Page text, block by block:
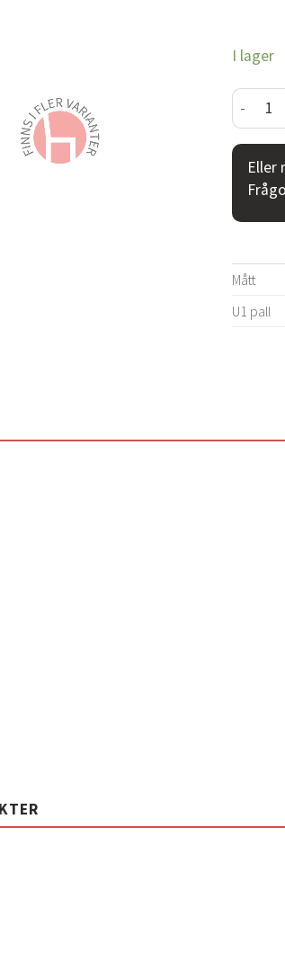
I lager
U1 pall
Eller
Mått
U1 pall